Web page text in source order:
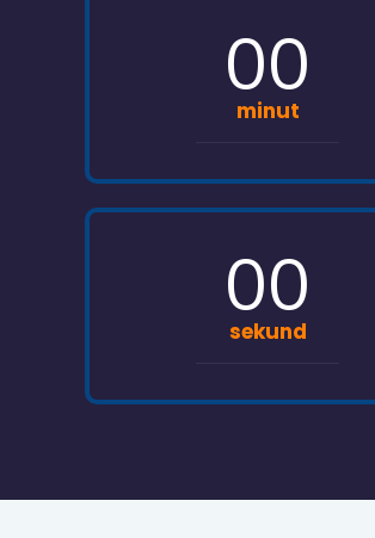
00
minut
00
sekund